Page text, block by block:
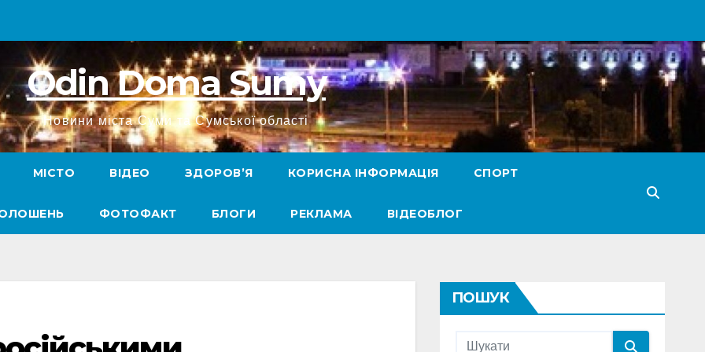
Odin Doma Sumy
Новини міста Суми та Сумської області
МІСТО ВІДЕО ЗДОРОВ’Я КОРИСНА ІНФОРМАЦІЯ СПОРТ
ФОТОФАКТ БЛОГИ РЕКЛАМА ВІДЕОБЛОГ
ПОШУК